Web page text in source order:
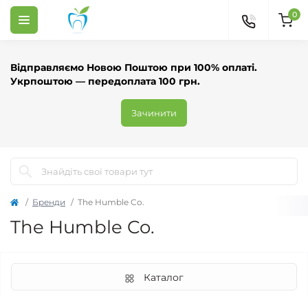
Відправляємо Новою Поштою при 100% оплаті.
Укрпоштою — передоплата 100 грн.
Зачинити
0
Бренди The Humble Co.
The Humble Co.
Каталог